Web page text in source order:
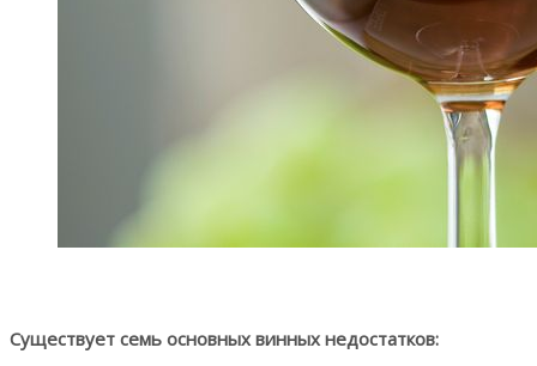
Существует семь основных винных недостатков: